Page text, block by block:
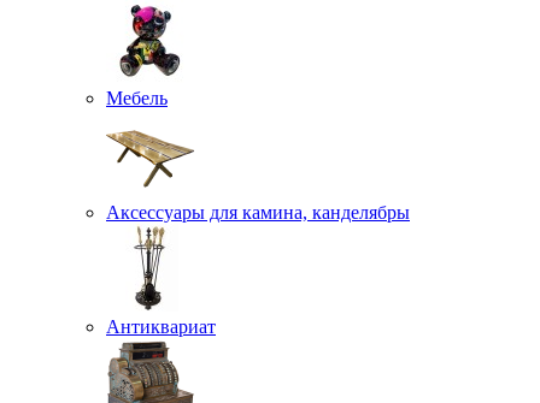
Мебель
Аксессуары для камина, канделябры
Антиквариат